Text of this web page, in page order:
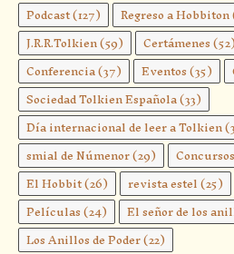
Podcast(127) Regreso a Hobbiton
J.R.R.Tolkien(59) Certámenes(52)
Conferencia(37) Eventos(35)
Sociedad Tolkien Española(33)
Día internacional de leer a Tolkien
smial de Númenor(29) Concursos
El Hobbit(26) revista estel(25)
Películas(24) El señor de los
Los Anillos de Poder(22)